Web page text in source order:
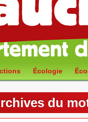
Écologie
du